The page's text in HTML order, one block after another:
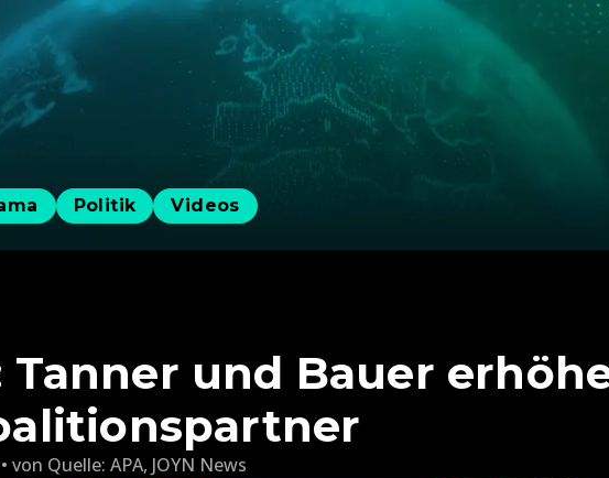
Politik Videos
und Bauer
von Quelle: APA, JOYN News